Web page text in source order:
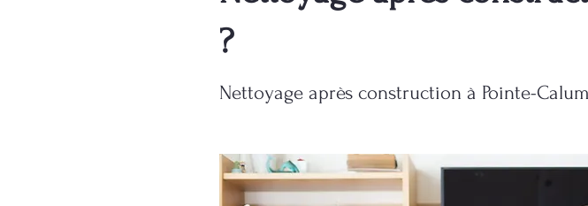
?
Nettoyage après construction à Pointe-